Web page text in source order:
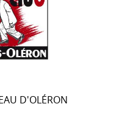
D'OLÉRON